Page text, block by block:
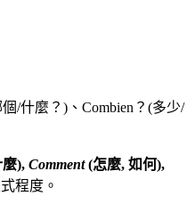
/什麼？)、Combien？(多少/
), Comment(怎麼, 如何),
程度。